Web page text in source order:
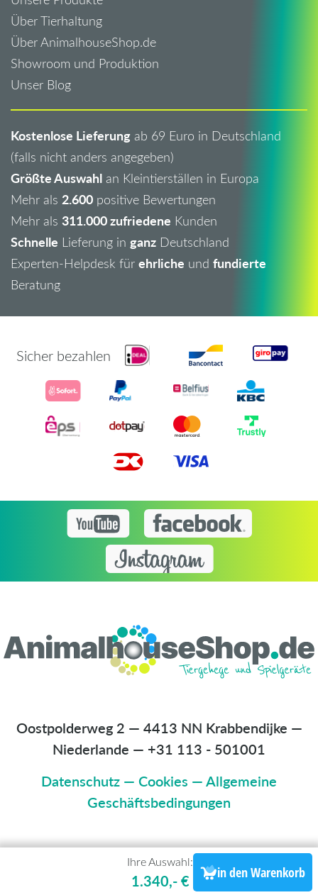
Ihre Auswahl:
1.340,- € in den Warenkorb
Über Tierhaltung
Über AnimalhouseShop.de
Showroom und Produktion
Unser Blog
Kostenlose Lieferung ab 69 Euro in Deutschland
(falls nicht anders angegeben)
Größte Auswahl an Kleintierställen in Europa
Mehr als 2.600 positive Bewertungen
Mehr als 311.000 zufriedene Kunden
Schnelle Lieferung in ganz Deutschland
Experten-Helpdesk für ehrliche und fundierte
Beratung
Sicher bezahlen
Oostpolderweg 2 — 4413 NN Krabbendijke —
Niederlande — +31 113 - 501001
Datenschutz — Cookies —Allgemeine
Geschäftsbedingungen